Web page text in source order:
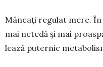
Mâncați regulat mere. În
mai netedă și mai
lează pu­ternic